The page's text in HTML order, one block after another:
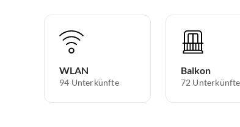
WLAN
94 Unterkünfte
Balkon
72 Unterkünfte